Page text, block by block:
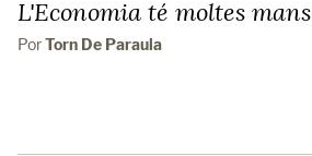
L'Economia té moltes mans
PorTorn De Paraula